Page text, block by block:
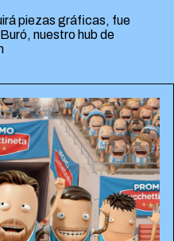
ENGLISH
piezas gráficas, fue
nuestro hub de